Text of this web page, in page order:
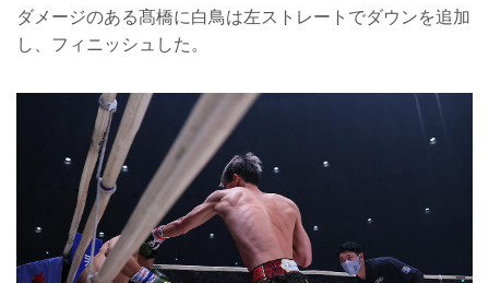
ダメージのある髙橋に白鳥は左ストレートでダウンを追加
し、フィニッシュした。